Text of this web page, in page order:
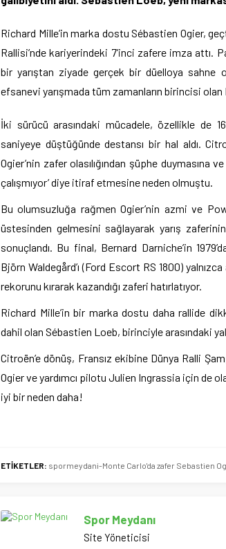
Richard Mille’in marka dostu Sébastien Ogier,
Rallisi’nde kariyerindeki 7’inci zafere imza attı.
bir yarıştan ziyade gerçek bir düelloya sahne
efsanevi yarışmada tüm zamanların birincisi olan
İki sürücü arasındaki mücadele, özellikle de
saniyeye düştüğünde destansı bir hal aldı.
Ogier’nin zafer olasılığından şüphe
çalışmıyor’ diye itiraf etmesine neden olmuştu.
Bu olumsuzluğa rağmen Ogier’nin azmi ve
üstesinden gelmesini sağlayarak yarış
sonuçlandı. Bu final, Bernard Darniche’in
Björn Waldegård’ı (Ford Escort RS 1800)
rekorunu kırarak kazandığı zaferi hatırlatıyor.
Richard Mille’in bir marka dostu daha rallide
dahil olan Sébastien Loeb, birinciyle arasındaki
Citroën’e dönüş, Fransız ekibine Dünya Ralli
Ogier ve yardımcı pilotu Julien Ingrassia için de
iyi bir neden daha!
ETİKETLER: spormeydani-Monte Carlo'da zafer Sebastien
Spor Meydanı
Site Yöneticisi